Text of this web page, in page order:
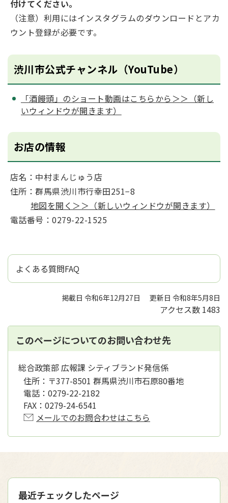
付けてください。
（注意）利用にはインスタグラムのダウンロードとアカ
ウント登録が必要です。
渋川市公式チャンネル（YouTube）
「酒饅頭」のショート動画はこちらから＞＞（新し
いウィンドウが開きます）
お店の情報
店名：中村まんじゅう店
住所：群馬県渋川市行幸田251−8
地図を開く＞＞（新しいウィンドウが開きます）
電話番号：0279-22-1525
よくある質問FAQ
掲載日 令和6年12月27日 更新日 令和8年5月8日
アクセス数 1483
このページについてのお問い合わせ先
総合政策部 広報課 シティブランド発信係
住所： 〒377-8501 群馬県渋川市石原80番地
電話： 0279-22-2182
FAX： 0279-24-6541
メールでのお問合わせはこちら
最近チェックしたページ